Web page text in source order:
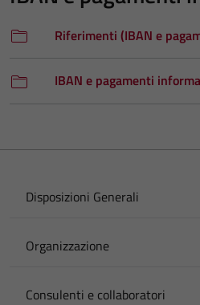
Riferimenti (IBAN e
IBAN e pagamenti
Disposizioni Generali
Organizzazione
Consulenti e collaboratori